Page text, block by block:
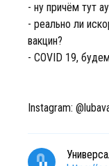
- ну причём тут
- реально ли
вакцин?
- COVID 19,
Instagram: